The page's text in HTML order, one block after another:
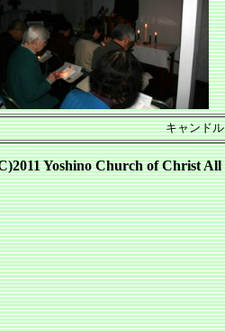
キャンド
Yoshino Church of Christ All